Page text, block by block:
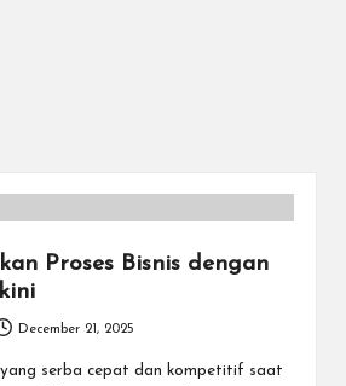
Proses Bisnis dengan
December 21, 2025
yang serba cepat dan kompetitif saat